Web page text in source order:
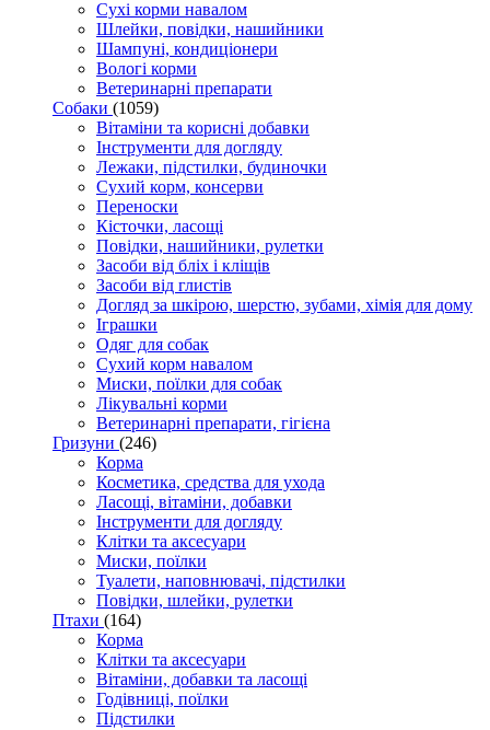
Сухі корми навалом
Шлейки, повідки, нашийники
Шампуні, кондиціонери
Вологі корми
Ветеринарні препарати
Собаки (1059)
Вітаміни та корисні добавки
Інструменти для догляду
Лежаки, підстилки, будиночки
Сухий корм, консерви
Переноски
Кісточки, ласощі
Повідки, нашийники, рулетки
Засоби від бліх і кліщів
Засоби від глистів
Догляд за шкірою, шерстю, зубами, хімія для дому
Іграшки
Одяг для собак
Сухий корм навалом
Миски, поїлки для собак
Лікувальні корми
Ветеринарні препарати, гігієна
Гризуни (246)
Корма
Косметика, средства для ухода
Ласощі, вітаміни, добавки
Інструменти для догляду
Клітки та аксесуари
Миски, поїлки
Туалети, наповнювачі, підстилки
Повідки, шлейки, рулетки
Птахи (164)
Корма
Клітки та аксесуари
Вітаміни, добавки та ласощі
Годівниці, поїлки
Підстилки